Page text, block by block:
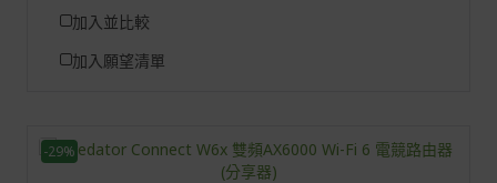
加入並比較
加入願望清單
-29%